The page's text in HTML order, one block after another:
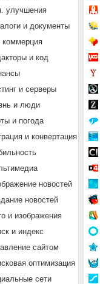
улучшения
и документы
и код
и серверы
и люди
и погода
и конвертация
новостей
новостей
и изображения
и индекс
сайтом
оптимизация
сети